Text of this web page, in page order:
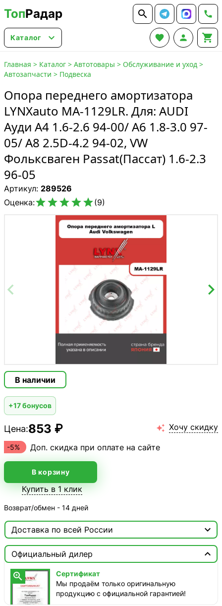
ТопРадар  
Каталог    
Главная > Каталог > Автотовары > Обслуживание и уход >
Автозапчасти > Подвеска
Опора переднего амортизатора
LYNXauto MA-1129LR. Для: AUDI
Ауди A4 1.6-2.6 94-00/ A6 1.8-3.0 97-
05/ A8 2.5D-4.2 94-02, VW
Фольксваген Passat(Пассат) 1.6-2.3
96-05
Артикул: 289526
Оценка:(9)
В наличии
+17 бонусов
Цена:853 ₽  Хочу скидку
-5% Доп. скидка при оплате на сайте
В корзину
Купить в 1 клик
Возврат/обмен - 14 дней
Доставка по всей России 
 Москва
ТопРадар — Курьер
сегодня, от 350 ₽
ТопРадар — Самовывоз
Официальный дилер


Сертификат
Мы продаём только оригинальную
продукцию с официальной гарантией!